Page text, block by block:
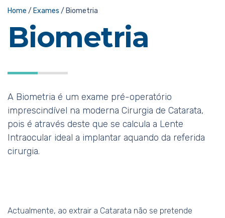
Home / Exames / Biometria
Biometria
A Biometria é um exame pré-operatório
imprescindível na moderna Cirurgia de Catarata,
pois é através deste que se calcula a Lente
Intraocular ideal a implantar aquando da referida
cirurgia.
Actualmente, ao extrair a Catarata não se pretende